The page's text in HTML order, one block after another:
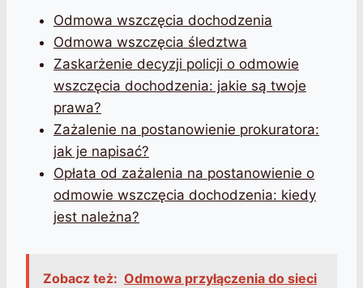
Odmowa wszczęcia dochodzenia
Odmowa wszczęcia śledztwa
Zaskarżenie decyzji policji o odmowie
wszczęcia dochodzenia: jakie są twoje
prawa?
Zażalenie na postanowienie prokuratora:
jak je napisać?
Opłata od zażalenia na postanowienie o
odmowie wszczęcia dochodzenia: kiedy
jest należna?
Zobacz też: Odmowa przyłączenia do sieci